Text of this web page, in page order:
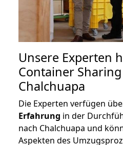
Unsere Experten
Container
Chalchuapa
Die Experten verfügen
Erfahrung in der
nach Chalchuapa und
Aspekten des